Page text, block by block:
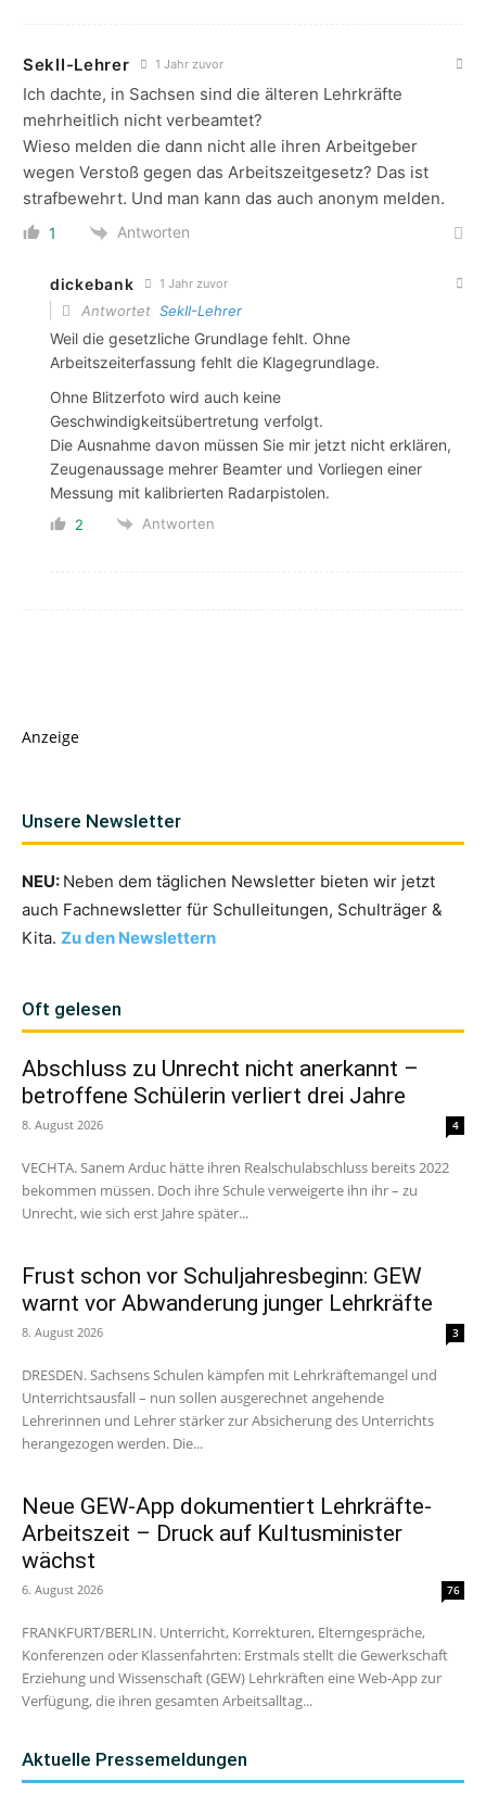
SekII-Lehrer 1 Jahr zuvor
Ich dachte, in Sachsen sind die älteren Lehrkräfte
mehrheitlich nicht verbeamtet?
Wieso melden die dann nicht alle ihren Arbeitgeber
wegen Verstoß gegen das Arbeitszeitgesetz? Das ist
strafbewehrt. Und man kann das auch anonym melden.
1 Antworten
dickebank 1 Jahr zuvor
Antwortet SekII-Lehrer
Weil die gesetzliche Grundlage fehlt. Ohne
Arbeitszeiterfassung fehlt die Klagegrundlage.
Ohne Blitzerfoto wird auch keine
Geschwindigkeitsübertretung verfolgt.
Die Ausnahme davon müssen Sie mir jetzt nicht erklären,
Zeugenaussage mehrer Beamter und Vorliegen einer
Messung mit kalibrierten Radarpistolen.
2 Antworten
Anzeige
Unsere Newsletter
NEU: Neben dem täglichen Newsletter bieten wir jetzt
auch Fachnewsletter für Schulleitungen, Schulträger &
Kita. Zu den Newslettern
Oft gelesen
Abschluss zu Unrecht nicht anerkannt –
betroffene Schülerin verliert drei Jahre
8. August 2026 4
VECHTA. Sanem Arduc hätte ihren Realschulabschluss bereits 2022
bekommen müssen. Doch ihre Schule verweigerte ihn ihr – zu
Unrecht, wie sich erst Jahre später...
Frust schon vor Schuljahresbeginn: GEW
warnt vor Abwanderung junger Lehrkräfte
8. August 2026 3
DRESDEN. Sachsens Schulen kämpfen mit Lehrkräftemangel und
Unterrichtsausfall – nun sollen ausgerechnet angehende
Lehrerinnen und Lehrer stärker zur Absicherung des Unterrichts
herangezogen werden. Die...
Neue GEW-App dokumentiert Lehrkräfte-
Arbeitszeit – Druck auf Kultusminister
wächst
6. August 2026 76
FRANKFURT/BERLIN. Unterricht, Korrekturen, Elterngespräche,
Konferenzen oder Klassenfahrten: Erstmals stellt die Gewerkschaft
Erziehung und Wissenschaft (GEW) Lehrkräften eine Web-App zur
Verfügung, die ihren gesamten Arbeitsalltag...
Aktuelle Pressemeldungen